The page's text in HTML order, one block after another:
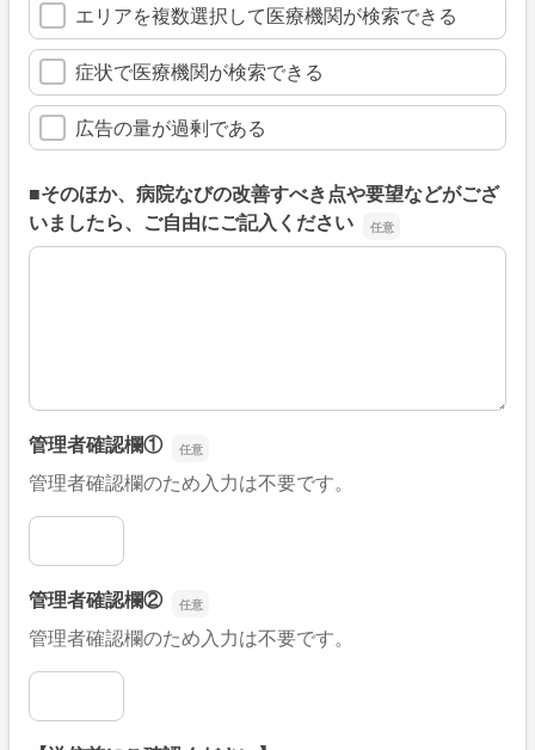
エリアを複数選択して医療機関が検索できる
症状で医療機関が検索できる
広告の量が過剰である
■そのほか、病院なびの改善すべき点や要望などがござ
いましたら、ご自由にご記入ください
■そのほか、病院なびの改善すべき点や要望などがござい
管理者確認欄①
管理者確認欄のため入力は不要です。
管理者確認欄①
管理者確認欄②
管理者確認欄のため入力は不要です。
管理者確認欄②